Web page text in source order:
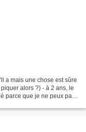
a mais une chose est sûre
alors ?) - à 2 ans, le
parce que je ne peux pas